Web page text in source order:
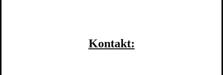
Kontakt: